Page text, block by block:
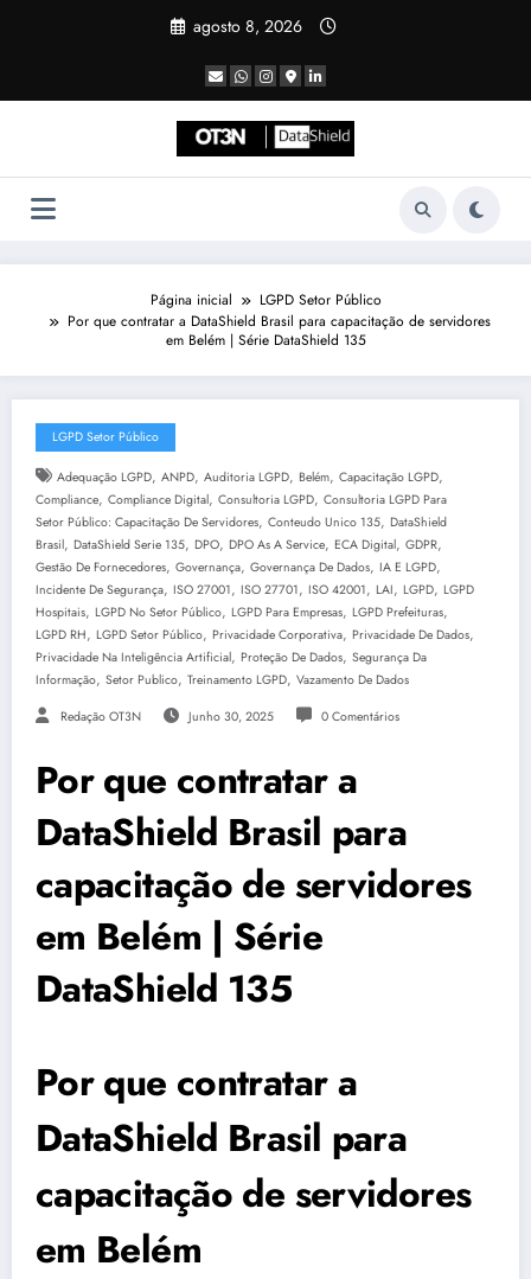
agosto 8, 2026
Página inicial
LGPD Setor Público
Por que contratar a DataShield Brasil para capacitação de servidores
em Belém | Série DataShield 135
LGPD Setor Público
Adequação LGPD, ANPD, Auditoria LGPD, Belém, Capacitação LGPD,
Compliance, Compliance Digital, Consultoria LGPD, Consultoria LGPD Para
Setor Público: Capacitação De Servidores, Conteudo Unico 135, DataShield
Brasil, DataShield Serie 135, DPO, DPO As A Service, ECA Digital, GDPR,
Gestão De Fornecedores, Governança, Governança De Dados, IA E LGPD,
Incidente De Segurança, ISO 27001, ISO 27701, ISO 42001, LAI, LGPD, LGPD
Hospitais, LGPD No Setor Público, LGPD Para Empresas, LGPD Prefeituras,
LGPD RH, LGPD Setor Público, Privacidade Corporativa, Privacidade De Dados,
Privacidade Na Inteligência Artificial, Proteção De Dados, Segurança Da
Informação, Setor Publico, Treinamento LGPD, Vazamento De Dados
Redação OT3N Junho 30, 2025 0 Comentários
Por que contratar a
DataShield Brasil para
capacitação de servidores
em Belém | Série
DataShield 135
Por que contratar a
DataShield Brasil para
capacitação de servidores
em Belém